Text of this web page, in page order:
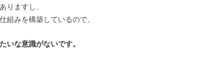
りますし、
組みを構築しているので、
いな意識がないです。